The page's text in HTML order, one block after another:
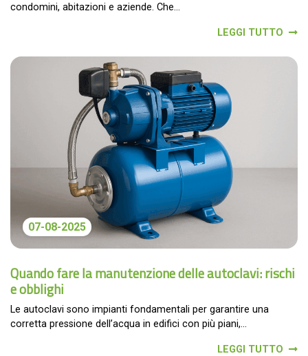
condomini, abitazioni e aziende. Che...
LEGGI TUTTO
07-08-2025
Quando fare la manutenzione delle autoclavi: rischi
e obblighi
Le autoclavi sono impianti fondamentali per garantire una
corretta pressione dell’acqua in edifici con più piani,...
LEGGI TUTTO